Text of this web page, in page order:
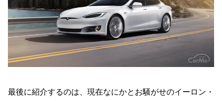
最後に紹介するのは、現在なにかとお騒がせのイーロン・